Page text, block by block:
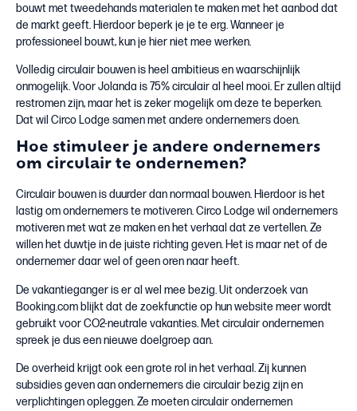
bouwt met tweedehands materialen te maken met het aanbod dat
de markt geeft. Hierdoor beperk je je te erg. Wanneer je
professioneel bouwt, kun je hier niet mee werken.
Volledig circulair bouwen is heel ambitieus en waarschijnlijk
onmogelijk. Voor Jolanda is 75% circulair al heel mooi. Er zullen altijd
restromen zijn, maar het is zeker mogelijk om deze te beperken.
Dat wil Circo Lodge samen met andere ondernemers doen.
Hoe stimuleer je andere ondernemers
om circulair te ondernemen?
Circulair bouwen is duurder dan normaal bouwen. Hierdoor is het
lastig om ondernemers te motiveren. Circo Lodge wil ondernemers
motiveren met wat ze maken en het verhaal dat ze vertellen. Ze
willen het duwtje in de juiste richting geven. Het is maar net of de
ondernemer daar wel of geen oren naar heeft.
De vakantieganger is er al wel mee bezig. Uit onderzoek van
Booking.com blijkt dat de zoekfunctie op hun website meer wordt
gebruikt voor CO2-neutrale vakanties. Met circulair ondernemen
spreek je dus een nieuwe doelgroep aan.
De overheid krijgt ook een grote rol in het verhaal. Zij kunnen
subsidies geven aan ondernemers die circulair bezig zijn en
verplichtingen opleggen. Ze moeten circulair ondernemen